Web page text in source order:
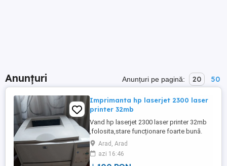
Anunțuri Anunțuri pe pagină: 20 50
Imprimanta hp laserjet 2300 laser
printer 32mb
Vand hp laserjet 2300 laser printer 32mb
,folosita,stare funcționare foarte bună.
Ridicare din Arad.
Arad, Arad
azi 16:46